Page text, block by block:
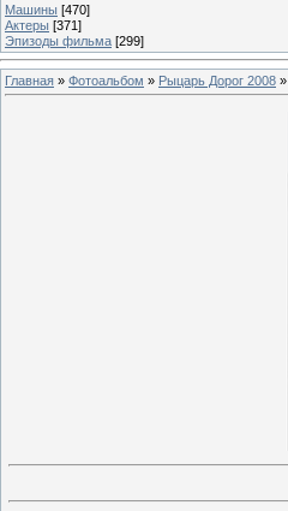
Машины [470]
Актеры [371]
Эпизоды фильма [299]
Главная » Фотоальбом » Рыцарь Дорог 2008 »